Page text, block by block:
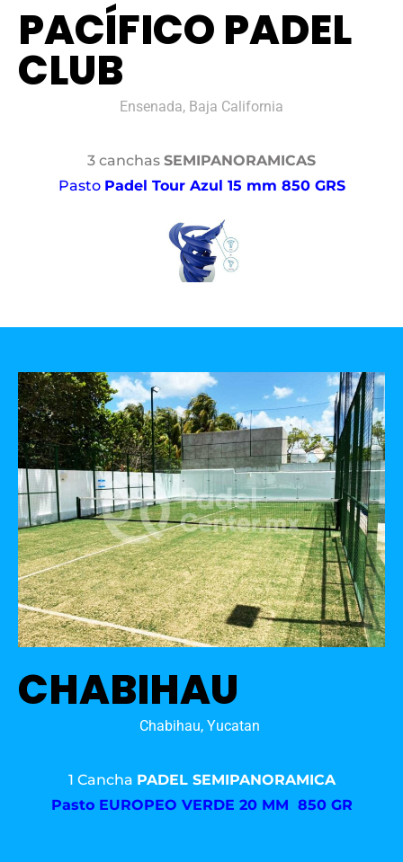
PACÍFICO PADEL
CLUB
Ensenada, Baja California
3 canchas SEMIPANORAMICAS
Pasto Padel Tour Azul 15 mm 850 GRS
CHABIHAU
Chabihau, Yucatan
1 Cancha PADEL SEMIPANORAMICA
Pasto EUROPEO VERDE 20 MM 850 GR